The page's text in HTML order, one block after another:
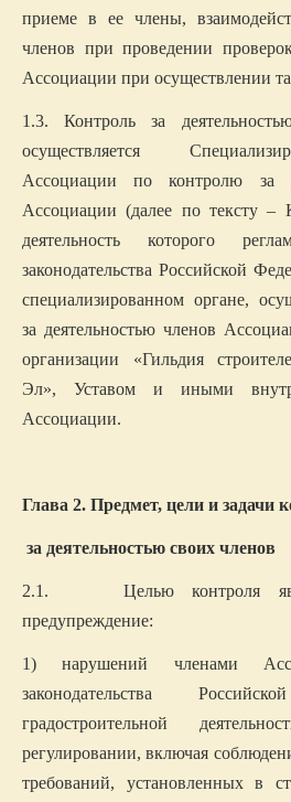
приеме в ее члены,
членов при проведении
Ассоциации при осуществлении
1.3. Контроль за
осуществляется
Ассоциации по контролю за
Ассоциации (далее по тексту –
деятельность которого
законодательства Российской
специализированном органе,
за деятельностью членов
организации «Гильдия
Эл», Уставом и иными
Ассоциации.
Глава 2. Предмет, цели и задачи
за деятельностью своих членов
2.1. Целью контроля
предупреждение:
1) нарушений членами
законодательства
градостроительной
регулировании, включая
требований, установленных в